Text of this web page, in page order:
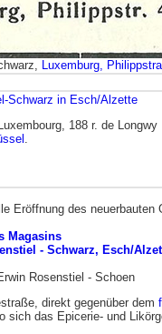
Luxemburg,
Schwarz in Esch/Alzette
188 r. de Longwy
.
Eröffnung des neuerbauten
Magasins
- Schwarz, Esch/
Rosenstiel - Schoen
direkt gegenüber dem
sich das Epicerie- und